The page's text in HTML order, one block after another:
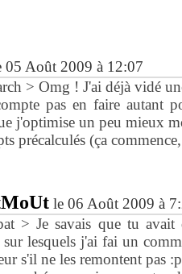
Août 2009 à 12:07
> Omg ! J'ai déjà vidé
pas en faire autant
j'optimise un peu mieux
précalculés (ça
le 06 Août 2009 à
> Je savais que tu avait
lesquels j'ai fai un
s'il ne les remontent pas :p